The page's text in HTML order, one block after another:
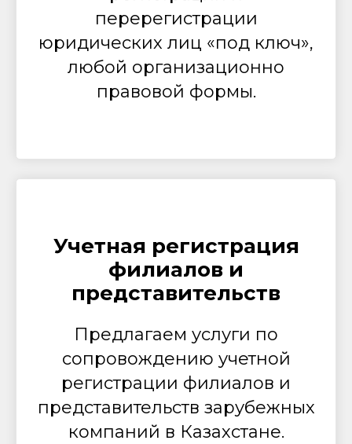
перерегистрации
юридических лиц «под ключ»,
любой организационно
правовой формы.
Учетная регистрация
филиалов и
представительств
Предлагаем услуги по
сопровождению учетной
регистрации филиалов и
представительств зарубежных
компаний в Казахстане.